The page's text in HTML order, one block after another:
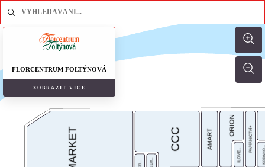
FLORCENTRUM FOLTÝNOVÁ
ZOBRAZIT VÍCE